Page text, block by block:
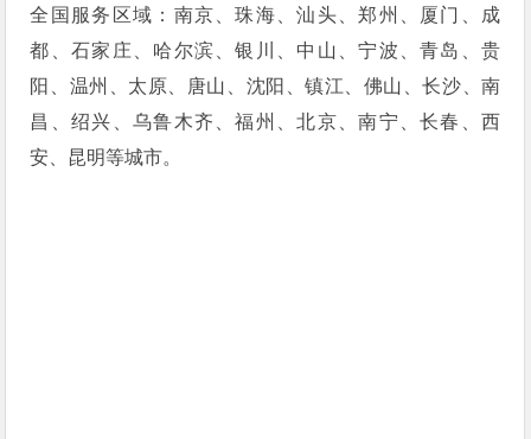
全国服务区域：南京、珠海、汕头、郑州、厦门、成
都、石家庄、哈尔滨、银川、中山、宁波、青岛、贵
阳、温州、太原、唐山、沈阳、镇江、佛山、长沙、南
昌、绍兴、乌鲁木齐、福州、北京、南宁、长春、西
安、昆明等城市。